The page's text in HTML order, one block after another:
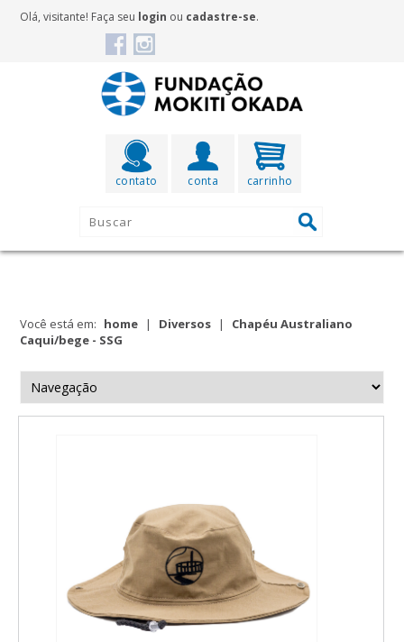
Olá, visitante! Faça seu login ou cadastre-se.
carrinho
conta
contato
Você está em: home | Diversos |
Chapéu Australiano
Caqui/bege - SSG